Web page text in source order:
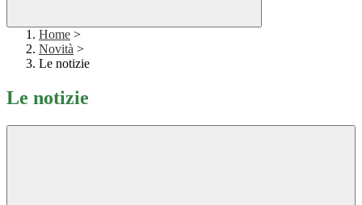
Home >
Novità >
Le notizie
Le notizie